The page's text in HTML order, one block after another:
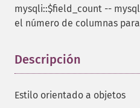
mysqli::$field_count --
el número de columnas
Descripción
Estilo orientado a objetos